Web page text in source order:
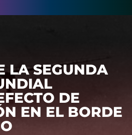
LA SEGUNDA
DE
EN EL BORDE